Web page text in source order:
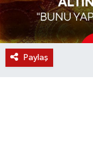
Paylaş
KÖPRÜBAŞI
SOMA
SOMA
TURGUTLU
YAZARLAR
MANİSA'NIN